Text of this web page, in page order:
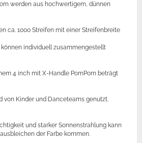
werden aus hochwertigem, dünnen
ca. 1000 Streifen mit einer Streifenbreite
können individuell zusammengestellt
4 inch mit X-Handle PomPom beträgt
von Kinder und Danceteams genutzt.
und starker Sonnenstrahlung kann
der Farbe kommen.